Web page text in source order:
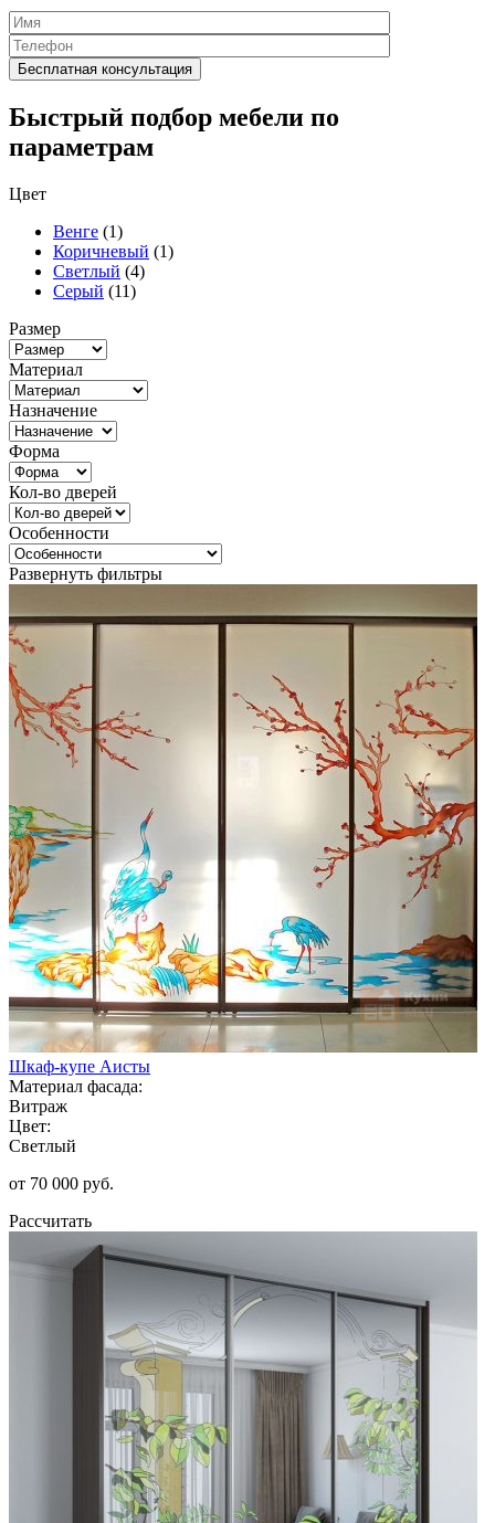
Быстрый подбор мебели по
параметрам
Цвет
Венге (1)
Коричневый (1)
Светлый (4)
Серый (11)
Размер
Материал
Назначение
Форма
Кол-во дверей
Особенности
Развернуть фильтры
Шкаф-купе Аисты
Материал фасада:
Витраж
Цвет:
Светлый
от 70 000 руб.
Рассчитать